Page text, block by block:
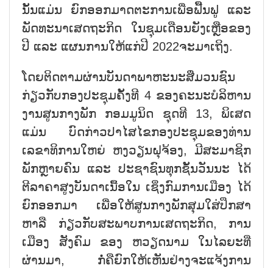
ນັ້ນແມ່ນ ຍົກອອກມາດຕະການເພື່ອຟື້ນຟູ ແລະ
ພັດທະນາເສດຖະກິດ ໃນຊຸມເດືອນຍັງເຫຼືອຂອງ
ປີ ແລະ ແຜນການໃຫ້ແກ່ປີ 2022ຈະມາເຖິງ.
ໂດຍຕິດຕາມຜ່ານບັນດາພາຫະນະສື່ມວນຊົນ
ກ່ຽວກັບກອງປະຊຸມຄັ້ງທີ 4 ຂອງຄະນະບໍລິຫານ
ງານສູນກາງພັກ ກອມມູນິດ ຊຸດທີ 13, ພິເສດ
ແມ່ນ ບົດກ່າວປາໄສໄຂກອງປະຊຸມຂອງທ່ານ
ເລຂາທິການໃຫຍ່ ຫງວຽນຝຸຈ້ອງ, ມີສະມາຊິກ
ພັກຫຼາຍຄົນ ແລະ ປະຊາຊົນທຸກຊັ້ນວັນນະ ໄດ້
ຕີລາຄາສູງບັນດາເນື້ອໃນ ເຊິ່ງກົມການເມືອງ ໄດ້
ຍົກອອກມາ ເພື່ອໃຫ້ສູນກາງພັກສຸມໃສ່ປຶກສາ
ຫາລື ກ່ຽວກັບສະພາບການເສດຖະກິດ, ການ
ເມືອງ ສັງຄົມ ຂອງ ຫວຽດນາມ ໃນໄລຍະທີ່
ຜ່ານມາ, ກໍ່ຄືຍົກໃຫ້ເຫັນຢ່າງຈະແຈ້ງການ